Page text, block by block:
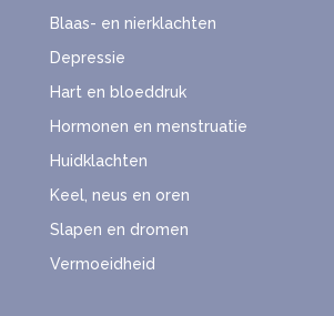
Blaas- en nierklachten
Depressie
Hart en bloeddruk
Hormonen en menstruatie
Huidklachten
Keel, neus en oren
Slapen en dromen
Vermoeidheid